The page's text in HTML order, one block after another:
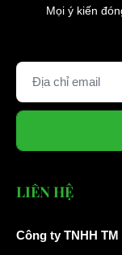
Mọi ý kiến
LIÊN HỆ
Công ty TNHH